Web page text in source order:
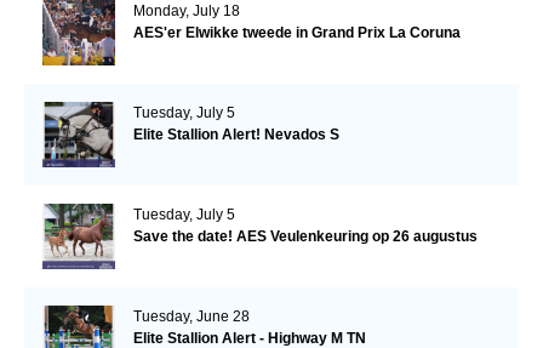
Monday, July 18
AES'er Elwikke tweede in Grand Prix La Coruna
Tuesday, July 5
Elite Stallion Alert! Nevados S
Tuesday, July 5
Save the date! AES Veulenkeuring op 26 augustus
Tuesday, June 28
Elite Stallion Alert - Highway M TN